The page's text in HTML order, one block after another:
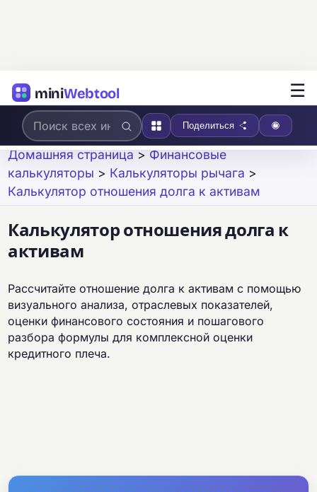
miniWebtool ☰
Поделиться
Домашняя страница>Финансовые
калькуляторы > Калькуляторы рычага >
Калькулятор отношения долга к активам
Калькулятор отношения долга к
активам
Рассчитайте отношение долга к активам с помощью
визуального анализа, отраслевых показателей,
оценки финансового состояния и пошагового
разбора формулы для комплексной оценки
кредитного плеча.